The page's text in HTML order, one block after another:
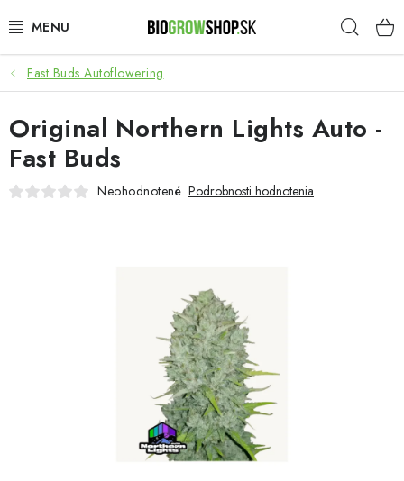
na
PESTOVANIE
HEADSHOP
SEMENÁ
Platba a dodanie
Podmienky ochrany osobných údajov
Obchodné podmienky
Veľkoobchod
Formulár na odstúpenie od zmluvy
Fast Buds Autoflowering
Original Northern Lights Auto -
Fast Buds
Neohodnotené Podrobnosti hodnotenia